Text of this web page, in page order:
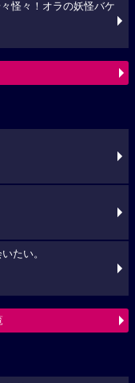
怪々！オラの妖怪バケ
たい。